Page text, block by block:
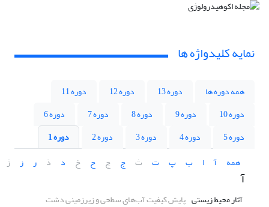
نمایه کلیدواژه ها
همه دوره ها دوره 13 دوره 12
دوره 11
دوره 10
دوره 9 دوره 8 دوره 7
دوره 6
دوره 5
دوره 4 دوره 3 دوره 2
دوره 1
همه
آ ا ب پ ت ث ج چ ح خ د ذ ر ز ژ
آ
آثار محیط زیستی پایش کیفیت آب‌های سطحی و زیرزمینی دشت